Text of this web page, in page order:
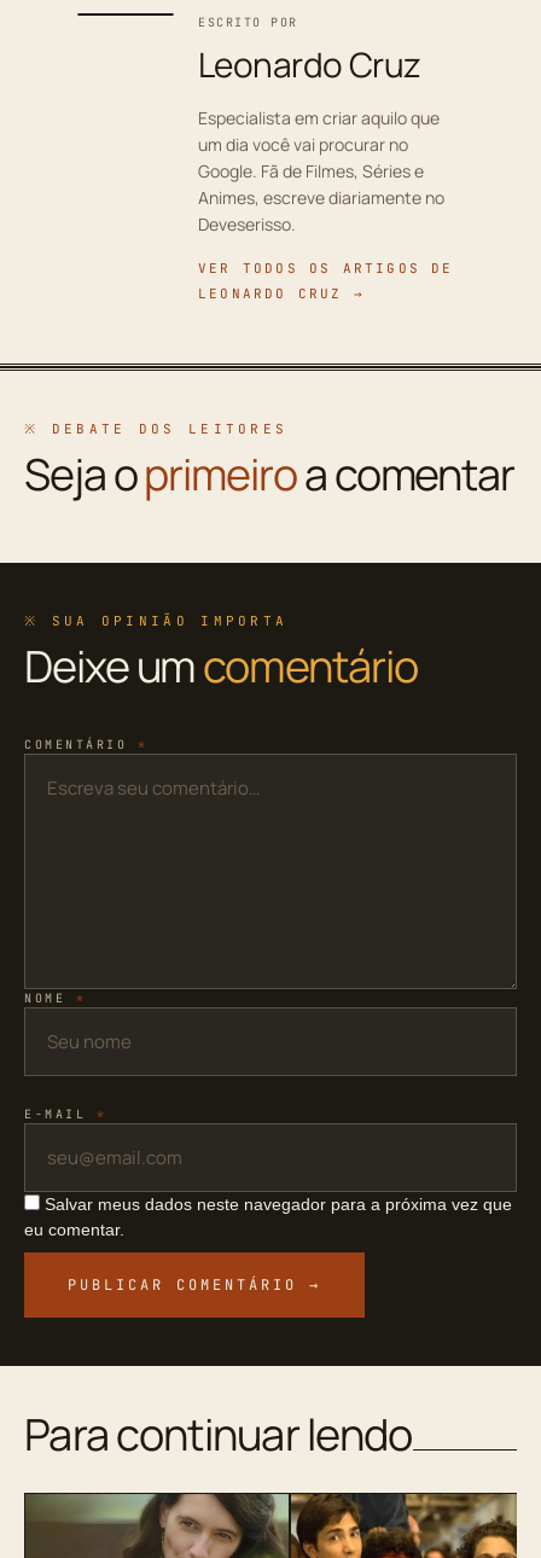
ESCRITO POR
Leonardo Cruz
Especialista em criar aquilo que
um dia você vai procurar no
Google. Fã de Filmes, Séries e
Animes, escreve diariamente no
Deveserisso.
VER TODOS OS ARTIGOS DE
LEONARDO CRUZ →
※ DEBATE DOS LEITORES
Seja oprimeiroa comentar
※ SUA OPINIÃO IMPORTA
Deixe umcomentário
COMENTÁRIO *
NOME *
E-MAIL *
Salvar meus dados neste navegador para a próxima vez que
eu comentar.
Para continuar lendo